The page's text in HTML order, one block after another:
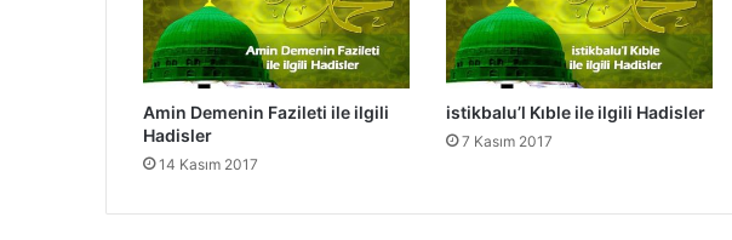
s
i
i
e
i
l
i
a
d
i
s
l
Amin Demenin Fazileti ile ilgili
Hadisler
14 Kasım 2017
istikbalu’l Kıble ile ilgili Hadisler
7 Kasım 2017